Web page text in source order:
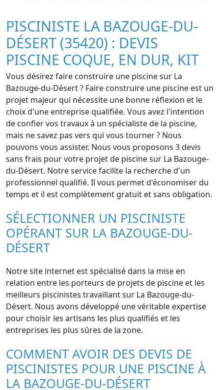
PISCINISTE LA BAZOUGE-DU-
DÉSERT (35420) : DEVIS
PISCINE COQUE, EN DUR, KIT
Vous désirez faire construire une piscine sur La
Bazouge-du-Désert ? Faire construire une piscine est un
projet majeur qui nécessite une bonne réflexion et le
choix d'une entreprise qualifiée. Vous avez l'intention
de confier vos travaux à un spécialiste de la piscine,
mais ne savez pas vers qui vous tourner ? Nous
pouvons vous assister. Nous vous proposons 3 devis
sans frais pour votre projet de piscine sur La Bazouge-
du-Désert. Notre service facilite la recherche d'un
professionnel qualifié. Il vous permet d'économiser du
temps et il est complètement gratuit et sans obligation.
SÉLECTIONNER UN PISCINISTE
OPÉRANT SUR LA BAZOUGE-DU-
DÉSERT
Notre site internet est spécialisé dans la mise en
relation entre les porteurs de projets de piscine et les
meilleurs piscinistes travaillant sur La Bazouge-du-
Désert. Nous avons développé une véritable expertise
pour choisir les artisans les plus qualifiés et les
entreprises les plus sûres de la zone.
COMMENT AVOIR DES DEVIS DE
PISCINISTES POUR UNE PISCINE À
LA BAZOUGE-DU-DÉSERT